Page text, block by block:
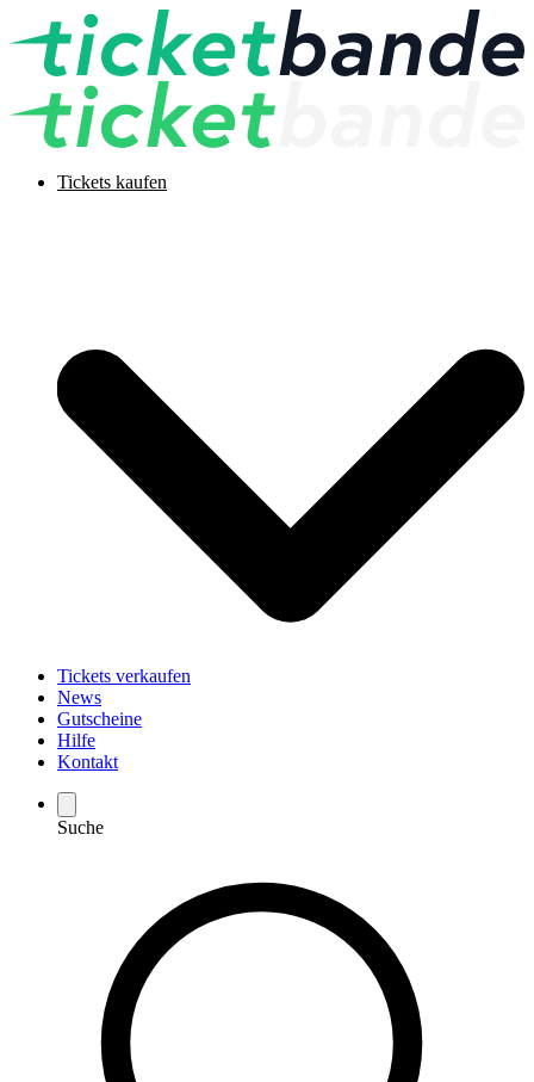
Tickets kaufen
Tickets verkaufen
News
Gutscheine
Hilfe
Kontakt
Suche